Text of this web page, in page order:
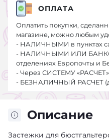
Описание
Застежки для
ОПЛАТА
Оплатить покупки,
магазине, можно любым
- НАЛИЧНЫМИ в пунктах
- НАЛИЧНЫМИ ИЛИ
отделениях Европочты и
- Через СИСТЕМУ
- БЕЗНАЛИЧНЫЙ РАСЧЕТ